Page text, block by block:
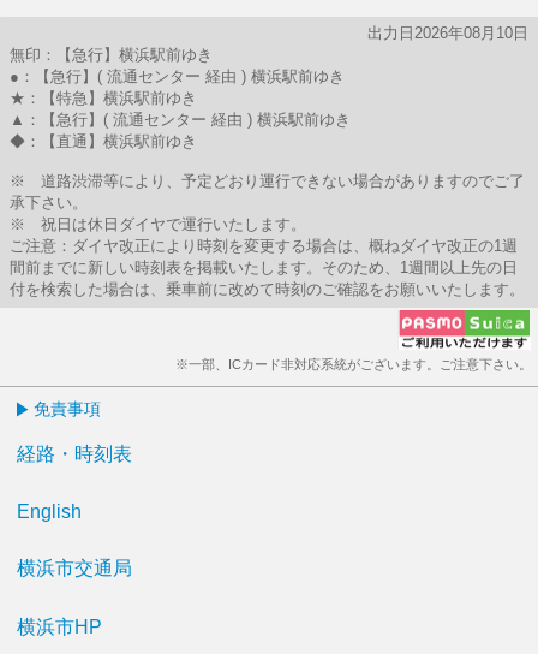
出力日2026年08月10日
無印：【急行】横浜駅前ゆき
●：【急行】( 流通センター 経由 ) 横浜駅前ゆき
★：【特急】横浜駅前ゆき
▲：【急行】( 流通センター 経由 ) 横浜駅前ゆき
◆：【直通】横浜駅前ゆき
※ 道路渋滞等により、予定どおり運行できない場合がありますのでご了
承下さい。
※ 祝日は休日ダイヤで運行いたします。
ご注意：ダイヤ改正により時刻を変更する場合は、概ねダイヤ改正の1週
間前までに新しい時刻表を掲載いたします。そのため、1週間以上先の日
付を検索した場合は、乗車前に改めて時刻のご確認をお願いいたします。
※一部、ICカード非対応系統がございます。ご注意下さい。
免責事項
経路・時刻表
English
横浜市交通局
横浜市HP